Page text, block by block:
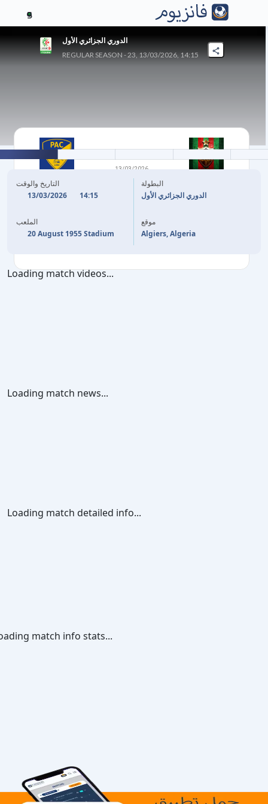
5
الدوري الجزائري الأول
REGULAR SEASON - 23, 13/03/2026, 14:15
نادي بارادو
13/03/2026
Z. NAIDJI 38'
التاريخ والوقت
13/03/2026
14:15
الملعب
20 August 1955 Stadium
البطولة
الدوري الجزائري الأول
موقع
Algiers, Algeria
Loading match videos...
Loading match news...
Loading match detailed info...
match info stats...